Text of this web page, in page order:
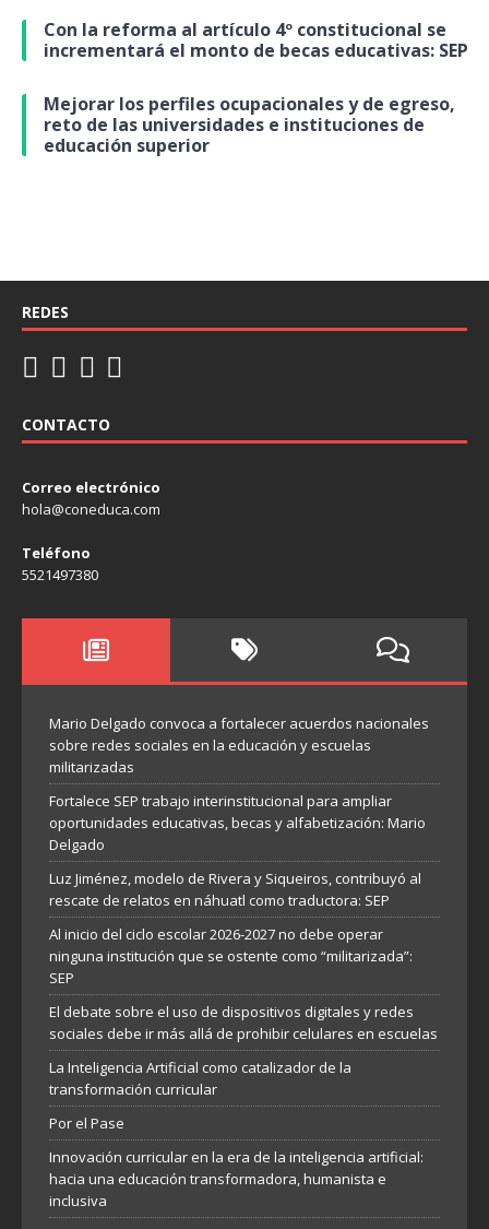
Con la reforma al artículo 4º constitucional se
incrementará el monto de becas educativas: SEP
Mejorar los perfiles ocupacionales y de egreso,
reto de las universidades e instituciones de
educación superior
REDES
CONTACTO
Correo electrónico
hola@coneduca.com
Teléfono
5521497380
Mario Delgado convoca a fortalecer acuerdos nacionales
sobre redes sociales en la educación y escuelas
militarizadas
Fortalece SEP trabajo interinstitucional para ampliar
oportunidades educativas, becas y alfabetización: Mario
Delgado
Luz Jiménez, modelo de Rivera y Siqueiros, contribuyó al
rescate de relatos en náhuatl como traductora: SEP
Al inicio del ciclo escolar 2026-2027 no debe operar
ninguna institución que se ostente como “militarizada”:
SEP
El debate sobre el uso de dispositivos digitales y redes
sociales debe ir más allá de prohibir celulares en escuelas
La Inteligencia Artificial como catalizador de la
transformación curricular
Por el Pase
Innovación curricular en la era de la inteligencia artificial:
hacia una educación transformadora, humanista e
inclusiva